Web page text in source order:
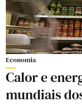
Economia
Calor e
mundiais